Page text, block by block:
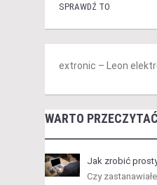
SPRAWDŹ TO
extronic – Leon
WARTO PRZECZYTAĆ
Jak zrobić
Czy